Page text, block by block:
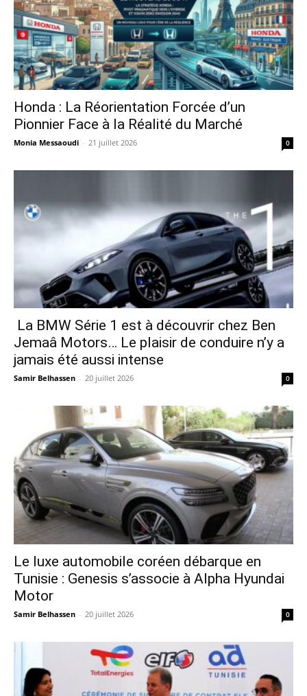
Honda : La Réorientation Forcée d’un
Pionnier Face à la Réalité du Marché
Monia Messaoudi - 21 juillet 2026 0
La BMW Série 1 est à découvrir chez Ben
Jemaâ Motors… Le plaisir de conduire n’y a
jamais été aussi intense
Samir Belhassen - 20 juillet 2026 0
Le luxe automobile coréen débarque en
Tunisie : Genesis s’associe à Alpha Hyundai
Motor
Samir Belhassen - 20 juillet 2026 0